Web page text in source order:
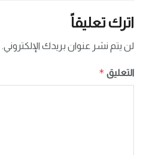
اترك تعليقاً
لن يتم نشر عنوان بريدك الإلكتروني.
التعليق *